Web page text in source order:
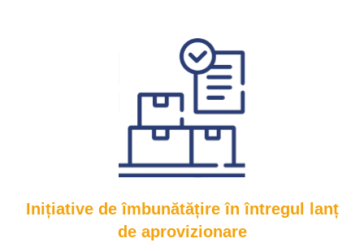
Inițiative de îmbunătățire în întregul lanț
de aprovizionare